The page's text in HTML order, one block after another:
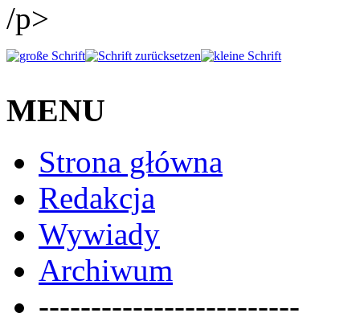
/p>
MENU
Strona główna
Redakcja
Wywiady
Archiwum